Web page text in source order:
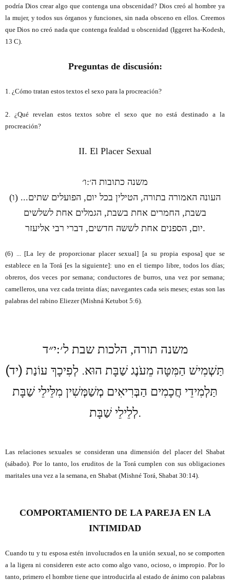
podría Dios crear algo que contenga una obscenidad? Dios creó al hombre ya
la mujer, y todos sus órganos y funciones, sin nada obsceno en ellos. Creemos
que Dios no creó nada que contenga fealdad u obscenidad (Iggeret ha-Kodesh,
13 C).
Preguntas de discusión:
1. ¿Cómo tratan estos textos el sexo para la procreación?
2. ¿Qué revelan estos textos sobre el sexo que no está destinado a la
procreación?
II. El Placer Sexual
משנה כתובות ה׳:ו׳
(ו) ... העונה האמורה בתורה, הטילין בכל יום, הפועלים שתים
בשבת, החמרים אחת בשבת, הגמלים אחת לשלשים
יום, הספנים אחת לששה חדשים, דברי רבי אליעזר .
(6) ... [La ley de proporcionar placer sexual] [a su propia esposa] que se
establece en la Torá [es la siguiente]: uno en el tiempo libre, todos los días;
obreros, dos veces por semana; conductores de burros, una vez por semana;
camelleros, una vez cada treinta días; navegantes cada seis meses; estas son las
palabras del rabino Eliezer (Mishná Ketubot 5:6).
משנה תורה, הלכות שבת ל׳:י״ד
(יד) תַּשְׁמִישׁ הַמִּטָּה מֵעֹנֶג שַׁבָּת הוּא. לְפִיכָךְ עוֹנַת
תַּלְמִידֵי חֲכָמִים הַבְּרִיאִים מְשַׁמְּשִׁין מִלֵּילֵי שַׁבָּת
לְלֵילֵי שַׁבָּת.
Las relaciones sexuales se consideran una dimensión del placer del Shabat
(sábado). Por lo tanto, los eruditos de la Torá cumplen con sus obligaciones
maritales una vez a la semana, en Shabat (Mishné Torá, Shabat 30:14).
COMPORTAMIENTO DE LA PAREJA EN LA
INTIMIDAD
Cuando tu y tu esposa estén involucrados en la unión sexual, no se comporten
a la ligera ni consideren este acto como algo vano, ocioso, o impropio. Por lo
tanto, primero el hombre tiene que introducirla al estado de ánimo con palabras